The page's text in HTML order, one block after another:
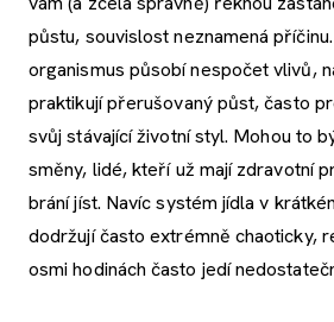
půstu, souvislost neznamená
organismus působí nespočet vlivů,
praktikují přerušovaný půst, často
svůj stávající životní styl. Mohou to
směny, lidé, kteří už mají zdravotní
brání jíst. Navíc systém jídla v
dodržují často extrémně chaoticky,
osmi hodinách často jedí